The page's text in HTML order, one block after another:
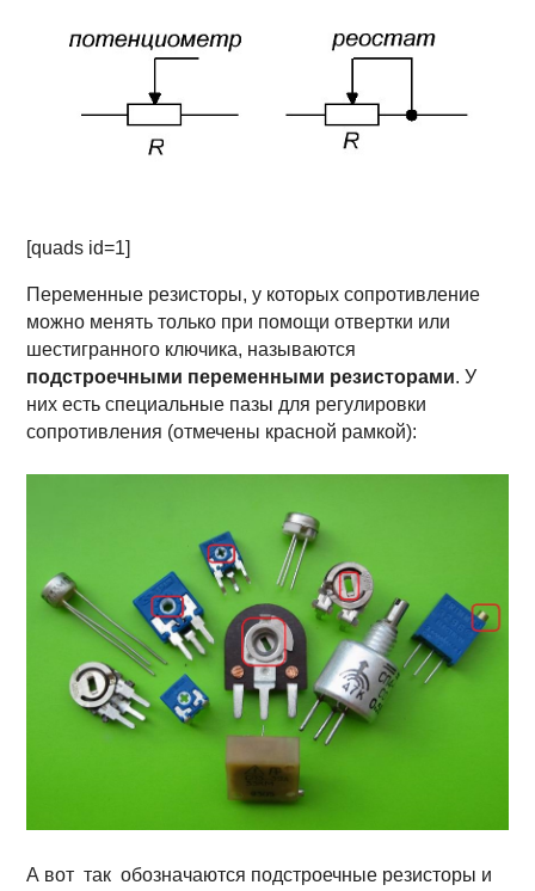
[quads id=1]
Переменные резисторы, у которых сопротивление
можно менять только при помощи отвертки или
шестигранного ключика, называются
подстроечными переменными резисторами. У
них есть специальные пазы для регулировки
сопротивления (отмечены красной рамкой):
А вот так обозначаются подстроечные резисторы и